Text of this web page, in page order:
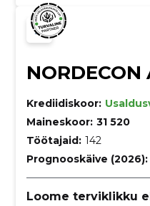
NORDECON
Krediidiskoor:
Maineskoor: 31 520
Töötajaid: 142
Prognooskäive (2026):
Loome terviklikku